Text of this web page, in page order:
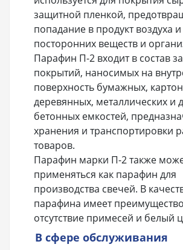
защитной пленкой,
попадание в продукт воздуха
посторонних веществ и
Парафин П-2 входит в состав
покрытий, наносимых на
поверхность бумажных,
деревянных, металлических и
бетонных емкостей,
хранения и транспортировки
товаров.
Парафин марки П-2 также
применяться как парафин для
производства свечей. В
парафина имеет
отсутствие примесей и белый
В сфере обслуживания